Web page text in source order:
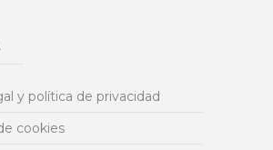
y política de privacidad
cookies